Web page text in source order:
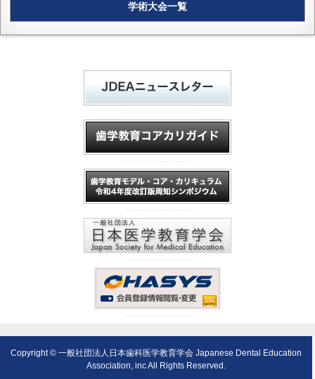
学術大会一覧
Copyright © 一般社団法人日本歯科医学教育学会 Japanese Dental Education
Association, inc All Rights Reserved.